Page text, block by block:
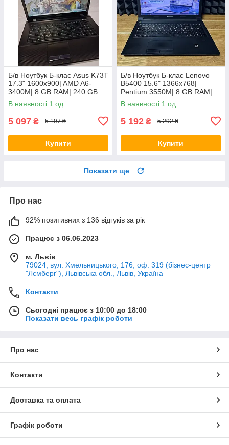
Б/в Ноутбук Б-клас Asus K73T
17.3" 1600x900| AMD A6-
3400M| 8 GB RAM| 240 GB
SSD + 500 GB HDD| Radeon
HD 6520G
В наявності 1 од.
5 097 ₴ 5 197 ₴
Купити
Б/в Ноутбук Б-клас Lenovo
B5400 15.6" 1366x768|
Pentium 3550M| 8 GB RAM|
128 GB SSD| HD
В наявності 1 од.
5 192 ₴ 5 292 ₴
Купити
Показати ще
Про нас
92% позитивних з 136 відгуків за рік
Працює з 06.06.2023
м. Львів
79024, вул. Хмельницького, 176, оф. 319 (бізнес-центр
"Лємберг"), Львівська обл., Львів, Україна
Контакти
Сьогодні працює з 10:00 до 18:00
Показати весь графік роботи
Про нас
Контакти
Доставка та оплата
Графік роботи